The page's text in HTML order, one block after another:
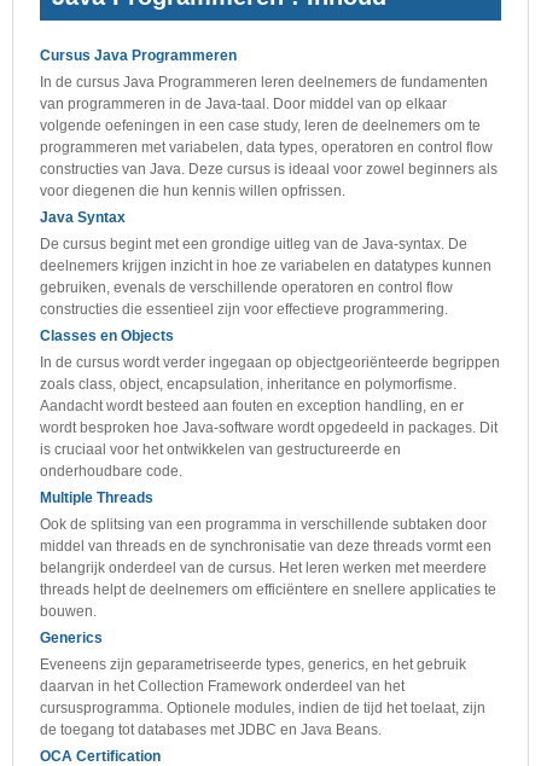
Cursus Java Programmeren
In de cursus Java Programmeren leren deelnemers de fundamenten
van programmeren in de Java-taal. Door middel van op elkaar
volgende oefeningen in een case study, leren de deelnemers om te
programmeren met variabelen, data types, operatoren en control flow
constructies van Java. Deze cursus is ideaal voor zowel beginners als
voor diegenen die hun kennis willen opfrissen.
Java Syntax
De cursus begint met een grondige uitleg van de Java-syntax. De
deelnemers krijgen inzicht in hoe ze variabelen en datatypes kunnen
gebruiken, evenals de verschillende operatoren en control flow
constructies die essentieel zijn voor effectieve programmering.
Classes en Objects
In de cursus wordt verder ingegaan op objectgeoriënteerde begrippen
zoals class, object, encapsulation, inheritance en polymorfisme.
Aandacht wordt besteed aan fouten en exception handling, en er
wordt besproken hoe Java-software wordt opgedeeld in packages. Dit
is cruciaal voor het ontwikkelen van gestructureerde en
onderhoudbare code.
Multiple Threads
Ook de splitsing van een programma in verschillende subtaken door
middel van threads en de synchronisatie van deze threads vormt een
belangrijk onderdeel van de cursus. Het leren werken met meerdere
threads helpt de deelnemers om efficiëntere en snellere applicaties te
bouwen.
Generics
Eveneens zijn geparametriseerde types, generics, en het gebruik
daarvan in het Collection Framework onderdeel van het
cursusprogramma. Optionele modules, indien de tijd het toelaat, zijn
de toegang tot databases met JDBC en Java Beans.
OCA Certification